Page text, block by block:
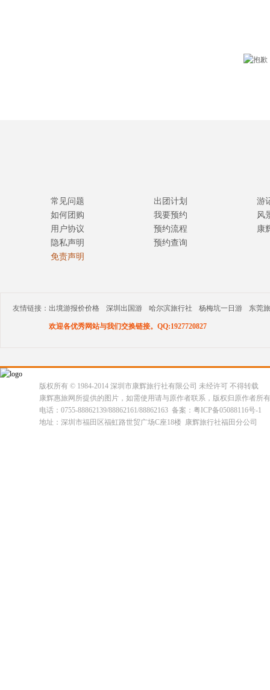
常见问题
如何团购
用户协议
隐私声明
免责声明
出团计划
我要预约
预约流程
预约查询
游
风
康
友情链接： 出境游报价价格 深圳出国游 哈尔滨旅行社 杨梅坑一日游 东莞
欢迎各优秀网站与我们交换链接。QQ:1927720827
版权所有 © 1984-2014 深圳市康辉旅行社有限公司 未经许可 不得转载
康辉惠旅网所提供的图片，如需使用请与原作者联系，版权归原作者所
电话：0755-88862139/88862161/88862163 备案：粤ICP备05088116号-1
地址：深圳市福田区福虹路世贸广场C座18楼 康辉旅行社福田分公司